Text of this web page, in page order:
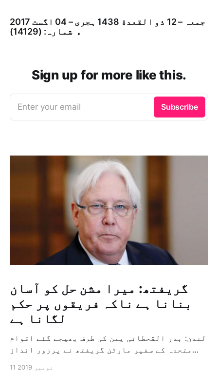
جمعہ – 12 ذو القعدة 1438 ہجری – 04 اگست 2017
ء شمارہ: (14129)
Sign up for more like this.
Enter your email Subscribe
گریفتھ: میرا مشن حل کو آسان
بنانا ہے ناکہ فریقوں پر حکم
لگانا ہے
لندن: بدر القحطانی یمن کی طرف بھیجے گئے اقوام
متحدہ کے سفیر مارٹن گریفتھ نے پرزور انداز
11 نومبر 2019